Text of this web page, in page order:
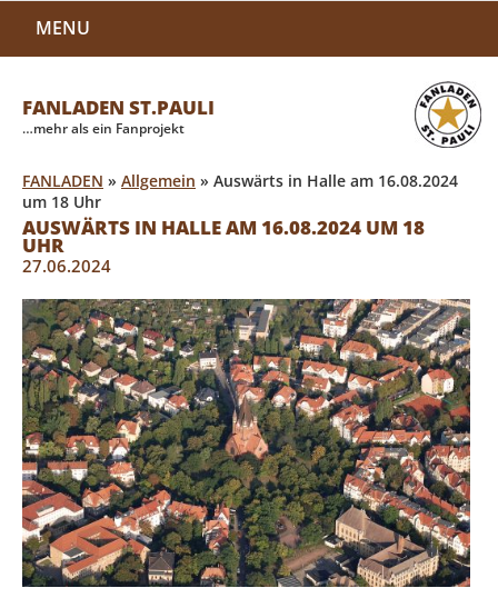
MENU
FANLADEN ST.PAULI
…mehr als ein Fanprojekt
FANLADEN » Allgemein » Auswärts in Halle am 16.08.2024
um 18 Uhr
AUSWÄRTS IN HALLE AM 16.08.2024 UM 18
UHR
27.06.2024